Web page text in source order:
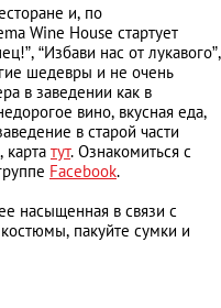
и, по
Wine House стартует
“Избави нас от лукавого”,
шедевры и не очень
в заведении как в
вино, вкусная еда,
в старой части
карта тут. Ознакомиться с
Facebook.
насыщенная в связи с
пакуйте сумки и